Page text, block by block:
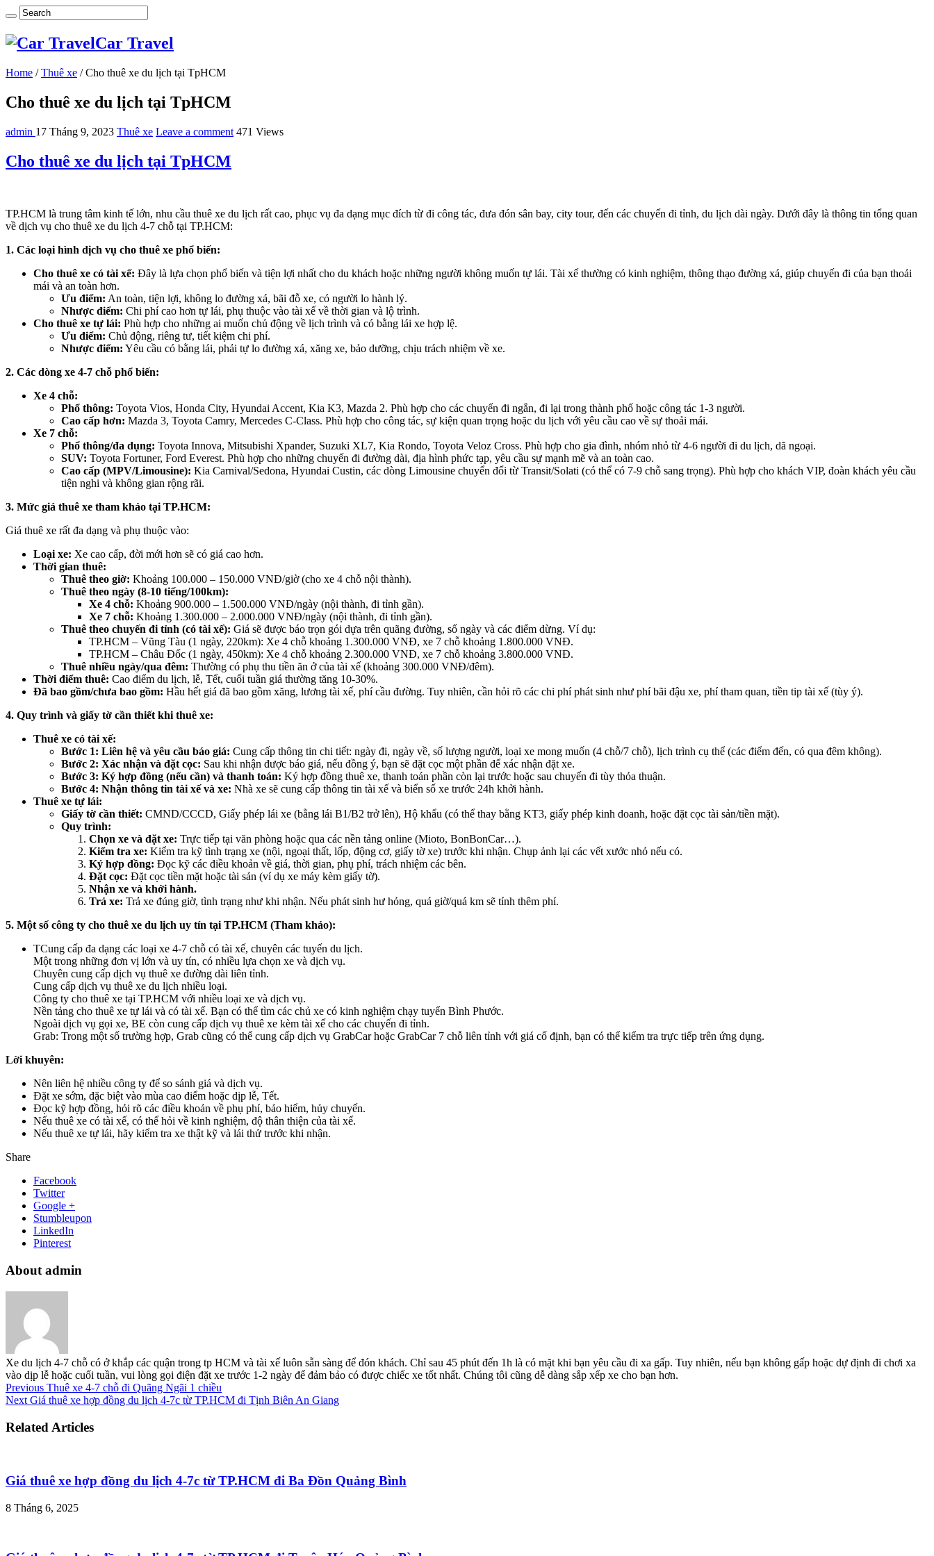
Car Travel
Home / Thuê xe / Cho thuê xe du lịch tại TpHCM
Cho thuê xe du lịch tại TpHCM
admin 17 Tháng 9, 2023 Thuê xe Leave a comment 471 Views
Cho thuê xe du lịch tại TpHCM
TP.HCM là trung tâm kinh tế lớn, nhu cầu thuê xe du lịch rất cao, phục vụ đa dạng mục đích từ đi công tác, đưa đón sân bay, city tour, đến các chuyến đi tỉnh, du lịch dài ngày. Dưới đây là thông tin tổng quan
về dịch vụ cho thuê xe du lịch 4-7 chỗ tại TP.HCM:
1. Các loại hình dịch vụ cho thuê xe phổ biến:
Cho thuê xe có tài xế: Đây là lựa chọn phổ biến và tiện lợi nhất cho du khách hoặc những người không muốn tự lái. Tài xế thường có kinh nghiệm, thông thạo đường xá, giúp chuyến đi của bạn thoải
mái và an toàn hơn.
Ưu điểm: An toàn, tiện lợi, không lo đường xá, bãi đỗ xe, có người lo hành lý.
Nhược điểm: Chi phí cao hơn tự lái, phụ thuộc vào tài xế về thời gian và lộ trình.
Cho thuê xe tự lái: Phù hợp cho những ai muốn chủ động về lịch trình và có bằng lái xe hợp lệ.
Ưu điểm: Chủ động, riêng tư, tiết kiệm chi phí.
Nhược điểm: Yêu cầu có bằng lái, phải tự lo đường xá, xăng xe, bảo dưỡng, chịu trách nhiệm về xe.
2. Các dòng xe 4-7 chỗ phổ biến:
Xe 4 chỗ:
Phổ thông: Toyota Vios, Honda City, Hyundai Accent, Kia K3, Mazda 2. Phù hợp cho các chuyến đi ngắn, đi lại trong thành phố hoặc công tác 1-3 người.
Cao cấp hơn: Mazda 3, Toyota Camry, Mercedes C-Class. Phù hợp cho công tác, sự kiện quan trọng hoặc du lịch với yêu cầu cao về sự thoải mái.
Xe 7 chỗ:
Phổ thông/đa dụng: Toyota Innova, Mitsubishi Xpander, Suzuki XL7, Kia Rondo, Toyota Veloz Cross. Phù hợp cho gia đình, nhóm nhỏ từ 4-6 người đi du lịch, dã ngoại.
SUV: Toyota Fortuner, Ford Everest. Phù hợp cho những chuyến đi đường dài, địa hình phức tạp, yêu cầu sự mạnh mẽ và an toàn cao.
Cao cấp (MPV/Limousine): Kia Carnival/Sedona, Hyundai Custin, các dòng Limousine chuyển đổi từ Transit/Solati (có thể có 7-9 chỗ sang trọng). Phù hợp cho khách VIP, đoàn khách yêu cầu
tiện nghi và không gian rộng rãi.
3. Mức giá thuê xe tham khảo tại TP.HCM:
Giá thuê xe rất đa dạng và phụ thuộc vào:
Loại xe: Xe cao cấp, đời mới hơn sẽ có giá cao hơn.
Thời gian thuê:
Thuê theo giờ: Khoảng 100.000 – 150.000 VNĐ/giờ (cho xe 4 chỗ nội thành).
Thuê theo ngày (8-10 tiếng/100km):
Xe 4 chỗ: Khoảng 900.000 – 1.500.000 VNĐ/ngày (nội thành, đi tỉnh gần).
Xe 7 chỗ: Khoảng 1.300.000 – 2.000.000 VNĐ/ngày (nội thành, đi tỉnh gần).
Thuê theo chuyến đi tỉnh (có tài xế): Giá sẽ được báo trọn gói dựa trên quãng đường, số ngày và các điểm dừng. Ví dụ:
TP.HCM – Vũng Tàu (1 ngày, 220km): Xe 4 chỗ khoảng 1.300.000 VNĐ, xe 7 chỗ khoảng 1.800.000 VNĐ.
TP.HCM – Châu Đốc (1 ngày, 450km): Xe 4 chỗ khoảng 2.300.000 VNĐ, xe 7 chỗ khoảng 3.800.000 VNĐ.
Thuê nhiều ngày/qua đêm: Thường có phụ thu tiền ăn ở của tài xế (khoảng 300.000 VNĐ/đêm).
Thời điểm thuê: Cao điểm du lịch, lễ, Tết, cuối tuần giá thường tăng 10-30%.
Đã bao gồm/chưa bao gồm: Hầu hết giá đã bao gồm xăng, lương tài xế, phí cầu đường. Tuy nhiên, cần hỏi rõ các chi phí phát sinh như phí bãi đậu xe, phí tham quan, tiền tip tài xế (tùy ý).
4. Quy trình và giấy tờ cần thiết khi thuê xe:
Thuê xe có tài xế:
Bước 1: Liên hệ và yêu cầu báo giá: Cung cấp thông tin chi tiết: ngày đi, ngày về, số lượng người, loại xe mong muốn (4 chỗ/7 chỗ), lịch trình cụ thể (các điểm đến, có qua đêm không).
Bước 2: Xác nhận và đặt cọc: Sau khi nhận được báo giá, nếu đồng ý, bạn sẽ đặt cọc một phần để xác nhận đặt xe.
Bước 3: Ký hợp đồng (nếu cần) và thanh toán: Ký hợp đồng thuê xe, thanh toán phần còn lại trước hoặc sau chuyến đi tùy thỏa thuận.
Bước 4: Nhận thông tin tài xế và xe: Nhà xe sẽ cung cấp thông tin tài xế và biển số xe trước 24h khởi hành.
Thuê xe tự lái:
Giấy tờ cần thiết: CMND/CCCD, Giấy phép lái xe (bằng lái B1/B2 trở lên), Hộ khẩu (có thể thay bằng KT3, giấy phép kinh doanh, hoặc đặt cọc tài sản/tiền mặt).
Quy trình:
Chọn xe và đặt xe: Trực tiếp tại văn phòng hoặc qua các nền tảng online (Mioto, BonBonCar…).
Kiểm tra xe: Kiểm tra kỹ tình trạng xe (nội, ngoại thất, lốp, động cơ, giấy tờ xe) trước khi nhận. Chụp ảnh lại các vết xước nhỏ nếu có.
Ký hợp đồng: Đọc kỹ các điều khoản về giá, thời gian, phụ phí, trách nhiệm các bên.
Đặt cọc: Đặt cọc tiền mặt hoặc tài sản (ví dụ xe máy kèm giấy tờ).
Nhận xe và khởi hành.
Trả xe: Trả xe đúng giờ, tình trạng như khi nhận. Nếu phát sinh hư hỏng, quá giờ/quá km sẽ tính thêm phí.
5. Một số công ty cho thuê xe du lịch uy tín tại TP.HCM (Tham khảo):
TCung cấp đa dạng các loại xe 4-7 chỗ có tài xế, chuyên các tuyến du lịch.
Một trong những đơn vị lớn và uy tín, có nhiều lựa chọn xe và dịch vụ.
Chuyên cung cấp dịch vụ thuê xe đường dài liên tỉnh.
Cung cấp dịch vụ thuê xe du lịch nhiều loại.
Công ty cho thuê xe tại TP.HCM với nhiều loại xe và dịch vụ.
Nền tảng cho thuê xe tự lái và có tài xế. Bạn có thể tìm các chủ xe có kinh nghiệm chạy tuyến Bình Phước.
Ngoài dịch vụ gọi xe, BE còn cung cấp dịch vụ thuê xe kèm tài xế cho các chuyến đi tỉnh.
Grab: Trong một số trường hợp, Grab cũng có thể cung cấp dịch vụ GrabCar hoặc GrabCar 7 chỗ liên tỉnh với giá cố định, bạn có thể kiểm tra trực tiếp trên ứng dụng.
Lời khuyên:
Nên liên hệ nhiều công ty để so sánh giá và dịch vụ.
Đặt xe sớm, đặc biệt vào mùa cao điểm hoặc dịp lễ, Tết.
Đọc kỹ hợp đồng, hỏi rõ các điều khoản về phụ phí, bảo hiểm, hủy chuyến.
Nếu thuê xe có tài xế, có thể hỏi về kinh nghiệm, độ thân thiện của tài xế.
Nếu thuê xe tự lái, hãy kiểm tra xe thật kỹ và lái thử trước khi nhận.
Share
Facebook
Twitter
Google +
Stumbleupon
LinkedIn
Pinterest
About admin
Xe du lịch 4-7 chỗ có ở khắp các quận trong tp HCM và tài xế luôn sẵn sàng để đón khách. Chỉ sau 45 phút đến 1h là có mặt khi bạn yêu cầu đi xa gấp. Tuy nhiên, nếu bạn không gấp hoặc dự định đi chơi xa
vào dịp lễ hoặc cuối tuần, vui lòng gọi điện đặt xe trước 1-2 ngày để đảm bảo có được chiếc xe tốt nhất. Chúng tôi cũng dễ dàng sắp xếp xe cho bạn hơn.
Previous Thuê xe 4-7 chỗ đi Quãng Ngãi 1 chiều
Next Giá thuê xe hợp đồng du lịch 4-7c từ TP.HCM đi Tịnh Biên An Giang
Related Articles
Giá thuê xe hợp đồng du lịch 4-7c từ TP.HCM đi Ba Đồn Quảng Bình
8 Tháng 6, 2025